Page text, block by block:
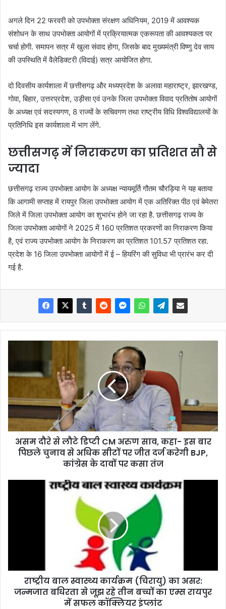
अगले दिन 22 फरवरी को उपभोक्ता संरक्षण अधिनियम, 2019 में आवश्यक
संशोधन के साथ उपभोक्ता आयोगों में प्रक्रियात्मक एकरूपता की आवश्यकता पर
चर्चा होगी. समापन सत्र में खुला संवाद होगा, जिसके बाद मुख्यमंत्री विष्णु देव साय
की उपस्थिति में वैलेडिक्टरी (विदाई) सत्र आयोजित होगा.
दो दिवसीय कार्यशाला में छत्तीसगढ़ और मध्यप्रदेश के अलावा महाराष्ट्र, झारखण्ड,
गोवा, बिहार, उत्तरप्रदेश, उड़ीसा एवं उनके जिला उपभोक्ता विवाद प्रतितोष आयोगों
के अध्यक्ष एवं सदस्यगण, 8 राज्यों के सचिवगण तथा राष्ट्रीय विधि विश्वविद्यालयों के
प्रतिनिधि इस कार्यशाला में भाग लेंगे.
छत्तीसगढ़ में निराकरण का प्रतिशत सौ से
ज्यादा
छत्तीसगढ़ राज्य उपभोक्ता आयोग के अध्यक्ष न्यायमूर्ति गौतम चौरड़िया ने यह बताया
कि आगामी सप्ताह में रायपुर जिला उपभोक्ता आयोग में एक अतिरिक्त पीठ एवं बेमेतरा
जिले में जिला उपभोक्ता आयोग का शुभारंभ होने जा रहा है. छत्तीसगढ़ राज्य के
जिला उपभोक्ता आयोगों ने 2025 में 160 प्रतिशत प्रकरणों का निराकरण किया
है, एवं राज्य उपभोक्ता आयोग के निराकरण का प्रतिशत 101.57 प्रतिशत रहा.
प्रदेश के 16 जिला उपभोक्ता आयोगों में ई – हियरिंग की सुविधा भी प्रारंभ कर दी
गई है.
असम दौरे से लौटे डिप्टी CM अरुण साव, कहा- इस बार
पिछले चुनाव से अधिक सीटों पर जीत दर्ज करेगी BJP,
कांग्रेस के दावों पर कसा तंज
राष्ट्रीय बाल स्वास्थ्य कार्यक्रम (चिरायु) का असर:
जन्मजात बधिरता से जूझ रहे तीन बच्चों का एम्स रायपुर
में सफल कॉक्लियर इंप्लांट